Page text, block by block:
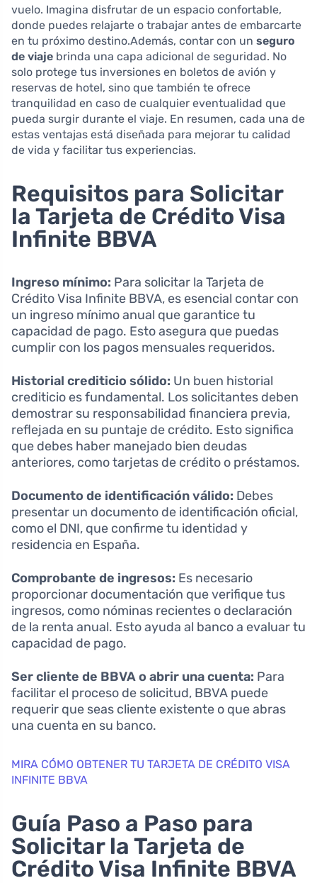
vuelo. Imagina disfrutar de un espacio confortable,
donde puedes relajarte o trabajar antes de embarcarte
en tu próximo destino.Además, contar con un seguro
de viaje brinda una capa adicional de seguridad. No
solo protege tus inversiones en boletos de avión y
reservas de hotel, sino que también te ofrece
tranquilidad en caso de cualquier eventualidad que
pueda surgir durante el viaje. En resumen, cada una de
estas ventajas está diseñada para mejorar tu calidad
de vida y facilitar tus experiencias.
Requisitos para Solicitar
la Tarjeta de Crédito Visa
Infinite BBVA
Ingreso mínimo: Para solicitar la Tarjeta de
Crédito Visa Infinite BBVA, es esencial contar con
un ingreso mínimo anual que garantice tu
capacidad de pago. Esto asegura que puedas
cumplir con los pagos mensuales requeridos.
Historial crediticio sólido: Un buen historial
crediticio es fundamental. Los solicitantes deben
demostrar su responsabilidad financiera previa,
reflejada en su puntaje de crédito. Esto significa
que debes haber manejado bien deudas
anteriores, como tarjetas de crédito o préstamos.
Documento de identificación válido: Debes
presentar un documento de identificación oficial,
como el DNI, que confirme tu identidad y
residencia en España.
Comprobante de ingresos: Es necesario
proporcionar documentación que verifique tus
ingresos, como nóminas recientes o declaración
de la renta anual. Esto ayuda al banco a evaluar tu
capacidad de pago.
Ser cliente de BBVA o abrir una cuenta: Para
facilitar el proceso de solicitud, BBVA puede
requerir que seas cliente existente o que abras
una cuenta en su banco.
MIRA CÓMO OBTENER TU TARJETA DE CRÉDITO VISA
INFINITE BBVA
Guía Paso a Paso para
Solicitar la Tarjeta de
Crédito Visa Infinite BBVA